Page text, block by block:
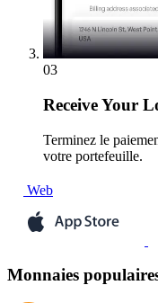
03
ReceiveYour
Terminez le
votre portefeuille.
Web
Monnaies